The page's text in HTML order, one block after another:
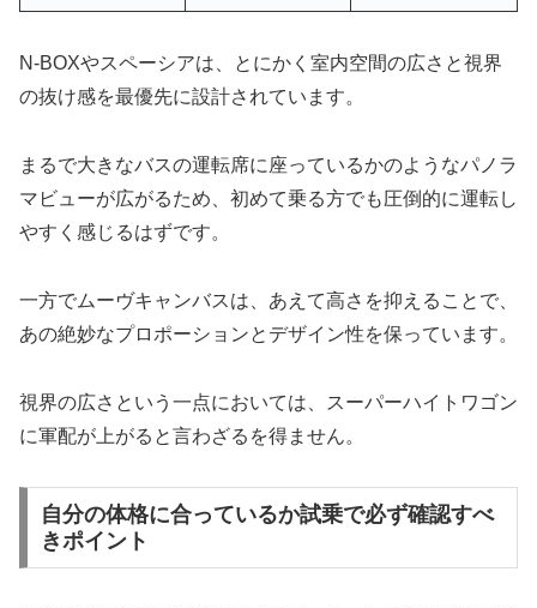
N-BOXやスペーシアは、とにかく室内空間の広さと視界
の抜け感を最優先に設計されています。
まるで大きなバスの運転席に座っているかのようなパノラ
マビューが広がるため、初めて乗る方でも圧倒的に運転し
やすく感じるはずです。
一方でムーヴキャンバスは、あえて高さを抑えることで、
あの絶妙なプロポーションとデザイン性を保っています。
視界の広さという一点においては、スーパーハイトワゴン
に軍配が上がると言わざるを得ません。
自分の体格に合っているか試乗で必ず確認すべ
きポイント